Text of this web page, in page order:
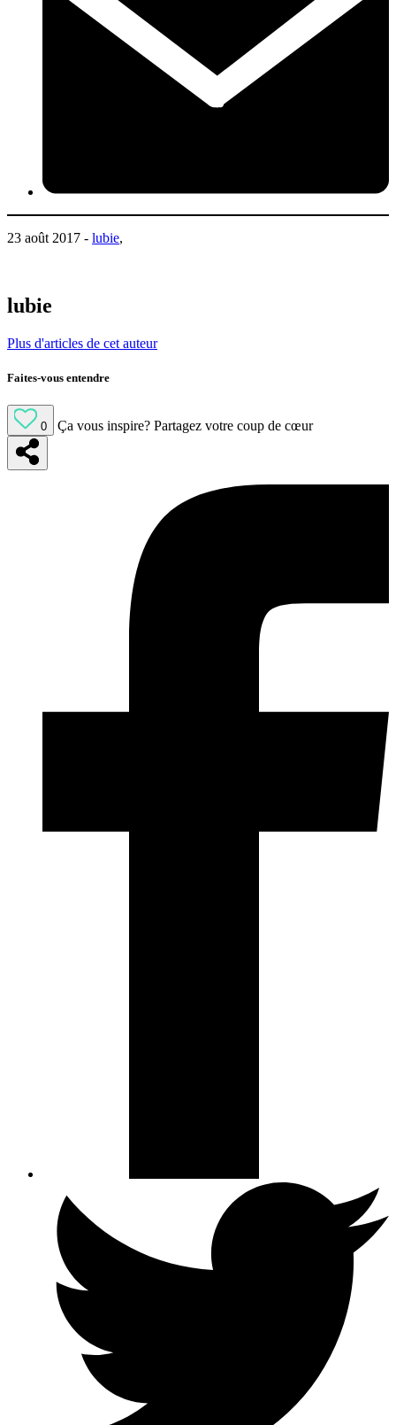
23 août 2017 - lubie,
lubie
Plus d'articles de cet auteur
Faites-vous entendre
0 Ça vous inspire? Partagez votre coup de cœur